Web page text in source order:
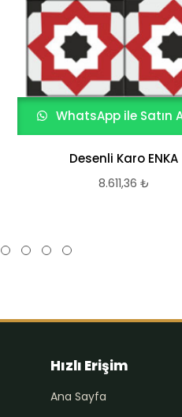
WhatsApp ile Satın
Desenli Karo ENKA
8.611,36 ₺
Hızlı Erişim
Ana Sayfa